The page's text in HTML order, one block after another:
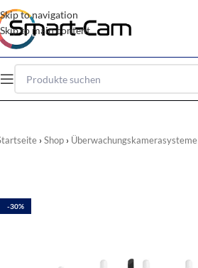
Skip to navigation
Skip to main content
Shop Überwachungskamerasysteme
-30%